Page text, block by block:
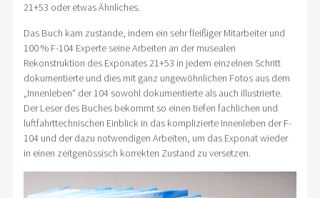
21+53 oder etwas Ähnliches.
Das Buch kam zustande, indem ein sehr fleißiger Mitarbeiter und
100 % F-104 Experte seine Arbeiten an der musealen
Rekonstruktion des Exponates 21+53 in jedem einzelnen Schritt
dokumentierte und dies mit ganz ungewöhnlichen Fotos aus dem
„Innenleben“ der 104 sowohl dokumentierte als auch illustrierte.
Der Leser des Buches bekommt so einen tiefen fachlichen und
luftfahrttechnischen Einblick in das komplizierte Innenleben der F-
104 und der dazu notwendigen Arbeiten, um das Exponat wieder
in einen zeitgenössisch korrekten Zustand zu versetzen.